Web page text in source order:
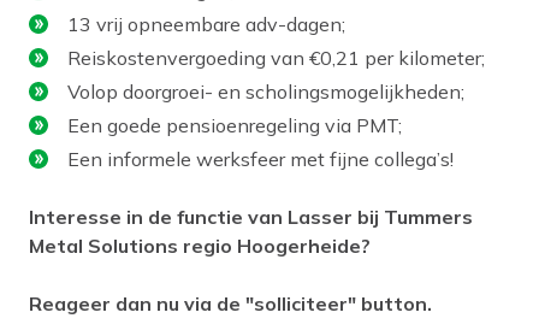
13 vrij opneembare adv-dagen;
Reiskostenvergoeding van €0,21 per kilometer;
Volop doorgroei- en scholingsmogelijkheden;
Een goede pensioenregeling via PMT;
Een informele werksfeer met fijne collega’s!
Interesse in de functie van Lasser bij Tummers
Metal Solutions regio Hoogerheide?
Reageer dan nu via de "solliciteer" button.